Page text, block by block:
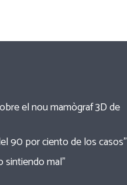
el nou mamògraf 3D de
90 por ciento de los casos”
sintiendo mal”